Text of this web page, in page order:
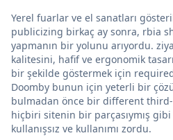
Yerel fuarlar ve el sanatları
publicizing birkaç ay sonra, rbia
yapmanın bir yolunu arıyordu.
kalitesini, hafif ve ergonomik
bir şekilde göstermek için
Doomby bunun için yeterli bir
bulmadan önce bir different
hiçbiri sitenin bir parçasıymış
kullanışsız ve kullanımı zordu.